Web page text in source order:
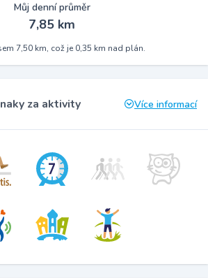
Můj denní průměr
7,85 km
7,50 km, což je 0,35 km nad plán.
za aktivity Více informací